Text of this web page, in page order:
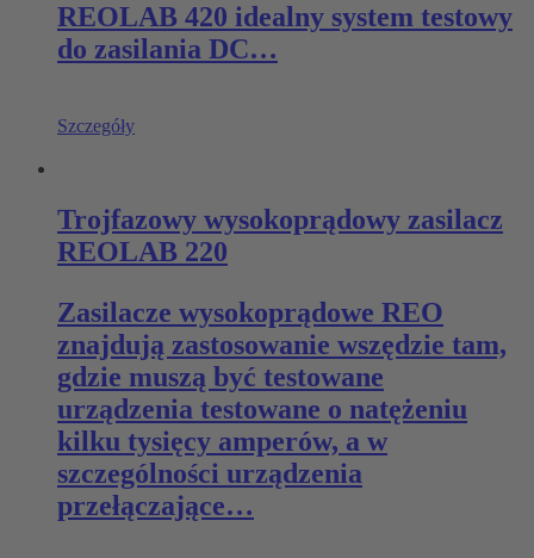
REOLAB 420 idealny system testowy
do zasilania DC…
Szczegóły
Trojfazowy wysokoprądowy zasilacz
REOLAB 220
Zasilacze wysokoprądowe REO
znajdują zastosowanie wszędzie tam,
gdzie muszą być testowane
urządzenia testowane o natężeniu
kilku tysięcy amperów, a w
szczególności urządzenia
przełączające…